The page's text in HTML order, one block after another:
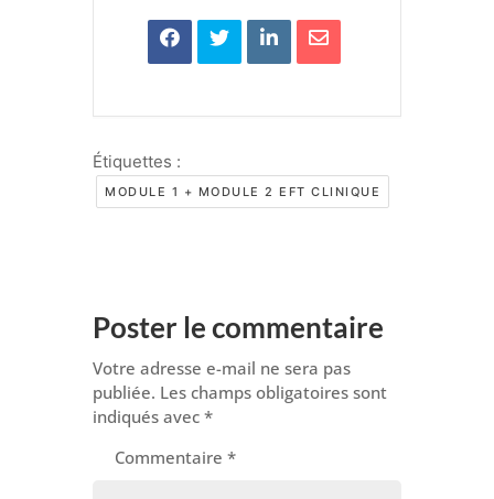
Étiquettes :
MODULE 1 + MODULE 2 EFT CLINIQUE
Poster le commentaire
Votre adresse e-mail ne sera pas
publiée. Les champs obligatoires sont
indiqués avec *
Commentaire *